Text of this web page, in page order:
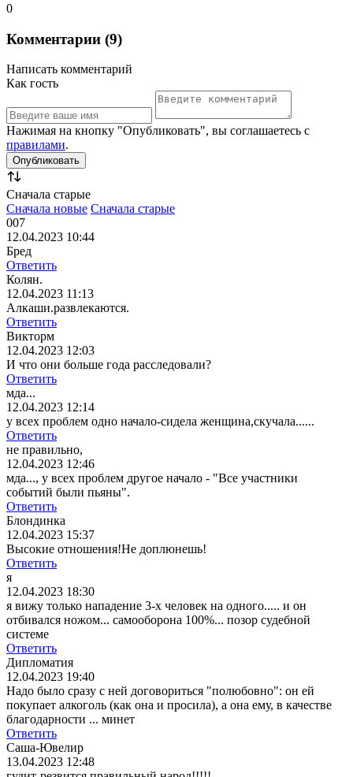
0
Комментарии (9)
Написать комментарий
Как гость
Нажимая на кнопку "Опубликовать", вы соглашаетесь с
правилами.
Сначала старые
Сначала новые Сначала старые
007
12.04.2023 10:44
Бред
Ответить
Колян.
12.04.2023 11:13
Алкаши.развлекаются.
Ответить
Викторм
12.04.2023 12:03
И что они больше года расследовали?
Ответить
мда...
12.04.2023 12:14
у всех проблем одно начало-сидела женщина,скучала......
Ответить
не правильно,
12.04.2023 12:46
мда..., у всех проблем другое начало - "Все участники
событий были пьяны".
Ответить
Блондинка
12.04.2023 15:37
Высокие отношения!Не доплюнешь!
Ответить
я
12.04.2023 18:30
я вижу только нападение 3-х человек на одного..... и он
отбивался ножом... самооборона 100%... позор судебной
системе
Ответить
Дипломатия
12.04.2023 19:40
Надо было сразу с ней договориться "полюбовно": он ей
покупает алкоголь (как она и просила), а она ему, в качестве
благодарности ... минет
Ответить
Саша-Ювелир
13.04.2023 12:48